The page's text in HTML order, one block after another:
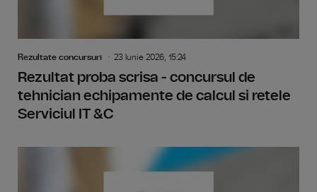
Rezultate concursuri 23 Iunie 2026, 15:24
Rezultat proba scrisa - concursul de
tehnician echipamente de calcul si retele
Serviciul IT &C